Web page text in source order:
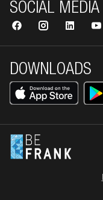
DOWNLOADS
SOCIAL MEDIA